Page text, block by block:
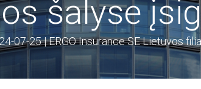
šalyse
07-25 | ERGO Insurance SE Lietuvos